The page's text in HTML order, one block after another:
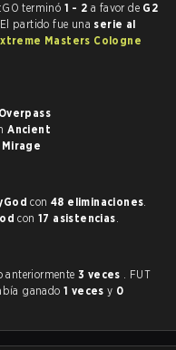
El partido de CS:GO terminó 1 - 2 a favor de G2
partido fue una serie al
Masters Cologne
Overpass
Ancient
Mirage
con 48 eliminaciones.
con 17 asistencias.
habían enfrentado anteriormente 3 veces . FUT
ganado 1 vecesy 0